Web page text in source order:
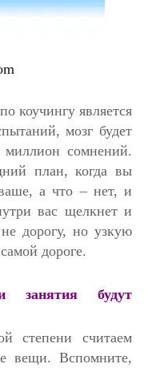
коучингу является
мозг будет
миллион сомнений.
план, когда вы
а что – нет, и
вас щелкнет и
дорогу, но узкую
дороге.
занятия будут
считаем
вещи. Вспомните,